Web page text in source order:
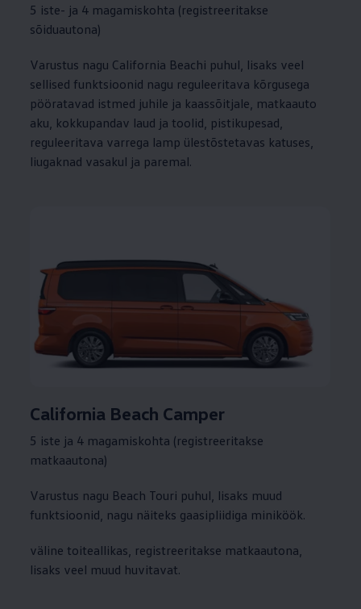
5 iste- ja 4 magamiskohta (registreeritakse
sõiduautona)
Varustus nagu California Beachi puhul, lisaks veel
sellised funktsioonid nagu reguleeritava kõrgusega
pööratavad istmed juhile ja kaassõitjale, matkaauto
aku, kokkupandav laud ja toolid, pistikupesad,
reguleeritava varrega lamp ülestõstetavas katuses,
liugaknad vasakul ja paremal.
California Beach Camper
5 iste ja 4 magamiskohta (registreeritakse
matkaautona)
Varustus nagu Beach Touri puhul, lisaks muud
funktsioonid, nagu näiteks gaasipliidiga miniköök.
väline toiteallikas, registreeritakse matkaautona,
lisaks veel muud huvitavat.